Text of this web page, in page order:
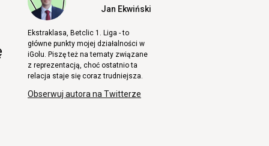
Jan Ekwiński
Ekstraklasa, Betclic 1. Liga - to
główne punkty mojej działalności w
iGolu. Piszę też na tematy związane
z reprezentacją, choć ostatnio ta
relacja staje się coraz trudniejsza.
Obserwuj autora na Twitterze